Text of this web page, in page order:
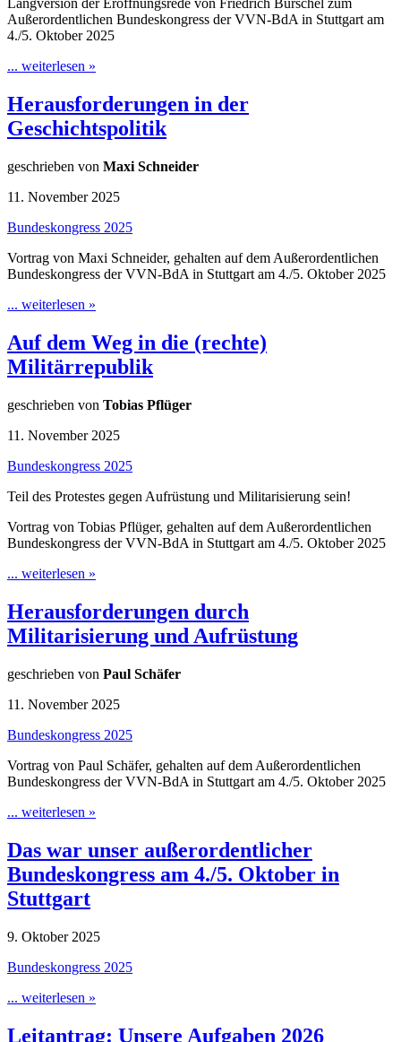
Langversion der Eröffnungsrede von Friedrich Burschel zum
Außerordentlichen Bundeskongress der VVN-BdA in Stuttgart am
4./5. Oktober 2025
... weiterlesen »
Herausforderungen in der
Geschichtspolitik
geschrieben von Maxi Schneider
11. November 2025
Bundeskongress 2025
Vortrag von Maxi Schneider, gehalten auf dem Außerordentlichen
Bundeskongress der VVN-BdA in Stuttgart am 4./5. Oktober 2025
... weiterlesen »
Auf dem Weg in die (rechte)
Militärrepublik
geschrieben von Tobias Pflüger
11. November 2025
Bundeskongress 2025
Teil des Protestes gegen Aufrüstung und Militarisierung sein!
Vortrag von Tobias Pflüger, gehalten auf dem Außerordentlichen
Bundeskongress der VVN-BdA in Stuttgart am 4./5. Oktober 2025
... weiterlesen »
Herausforderungen durch
Militarisierung und Aufrüstung
geschrieben von Paul Schäfer
11. November 2025
Bundeskongress 2025
Vortrag von Paul Schäfer, gehalten auf dem Außerordentlichen
Bundeskongress der VVN-BdA in Stuttgart am 4./5. Oktober 2025
... weiterlesen »
Das war unser außerordentlicher
Bundeskongress am 4./5. Oktober in
Stuttgart
9. Oktober 2025
Bundeskongress 2025
... weiterlesen »
Leitantrag: Unsere Aufgaben 2026